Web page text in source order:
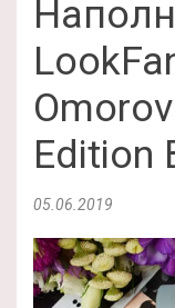
Edition
05.06.2019